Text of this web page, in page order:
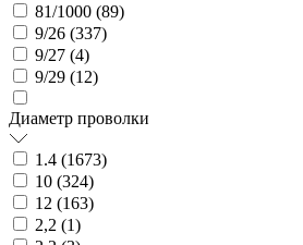
81/1000 (89)
9/26 (337)
9/27 (4)
9/29 (12)
Диаметр проволки
1.4 (1673)
10 (324)
12 (163)
2,2 (1)